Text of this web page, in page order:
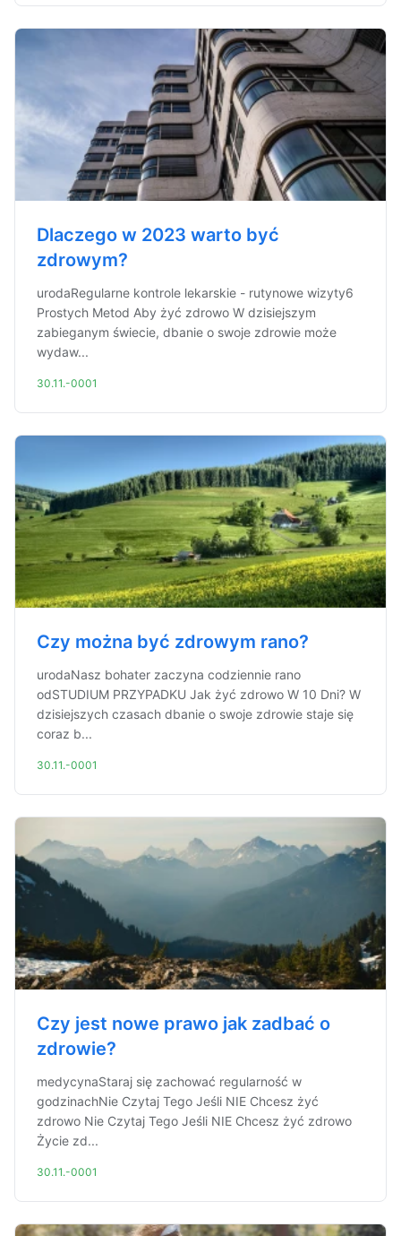
Dlaczego w 2023 warto być
zdrowym?
urodaRegularne kontrole lekarskie - rutynowe wizyty6
Prostych Metod Aby żyć zdrowo W dzisiejszym
zabieganym świecie, dbanie o swoje zdrowie może
wydaw...
30.11.-0001
Czy można być zdrowym rano?
urodaNasz bohater zaczyna codziennie rano
odSTUDIUM PRZYPADKU Jak żyć zdrowo W 10 Dni? W
dzisiejszych czasach dbanie o swoje zdrowie staje się
coraz b...
30.11.-0001
Czy jest nowe prawo jak zadbać o
zdrowie?
medycynaStaraj się zachować regularność w
godzinachNie Czytaj Tego Jeśli NIE Chcesz żyć
zdrowo Nie Czytaj Tego Jeśli NIE Chcesz żyć zdrowo
Życie zd...
30.11.-0001